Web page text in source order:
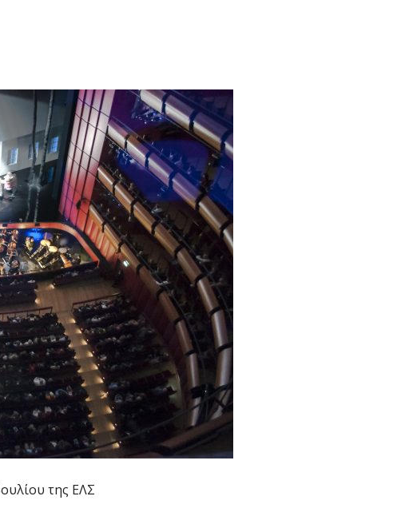
της ΕΛΣ